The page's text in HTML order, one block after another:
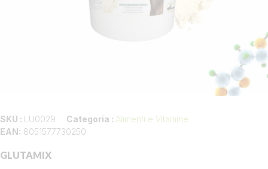
SKU : LU0029 Categoria : Alimenti e Vitamine
EAN: 8051577730250
GLUTAMIX